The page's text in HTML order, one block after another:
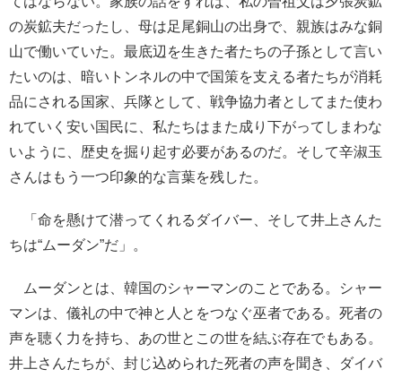
の炭鉱夫だったし、母は足尾銅山の出身で、親族はみな銅
山で働いていた。最底辺を生きた者たちの子孫として言い
たいのは、暗いトンネルの中で国策を支える者たちが消耗
品にされる国家、兵隊として、戦争協力者としてまた使わ
れていく安い国民に、私たちはまた成り下がってしまわな
いように、歴史を掘り起す必要があるのだ。そして辛淑玉
さんはもう一つ印象的な言葉を残した。
「命を懸けて潜ってくれるダイバー、そして井上さんた
ちは“ムーダン”だ」。
ムーダンとは、韓国のシャーマンのことである。シャー
マンは、儀礼の中で神と人とをつなぐ巫者である。死者の
声を聴く力を持ち、あの世とこの世を結ぶ存在でもある。
井上さんたちが、封じ込められた死者の声を聞き、ダイバ